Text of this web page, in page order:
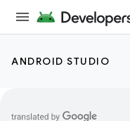
ANDROID STUDIO